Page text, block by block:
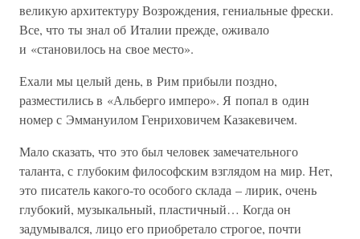
великую архитектуру Возрождения, гениальные фрески.
Все, что ты знал об Италии прежде, оживало
и «становилось на свое место».
Ехали мы целый день, в Рим прибыли поздно,
разместились в «Альберго имперо». Я попал в один
номер с Эммануилом Генриховичем Казакевичем.
Мало сказать, что это был человек замечательного
таланта, с глубоким философским взглядом на мир. Нет,
это писатель какого-то особого склада – лирик, очень
глубокий, музыкальный, пластичный… Когда он
задумывался, лицо его приобретало строгое, почти